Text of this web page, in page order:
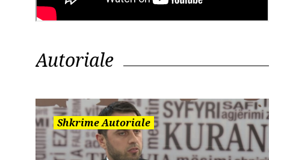
Autoriale
Shkrime Autoriale